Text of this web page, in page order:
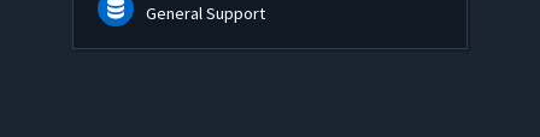
General Support